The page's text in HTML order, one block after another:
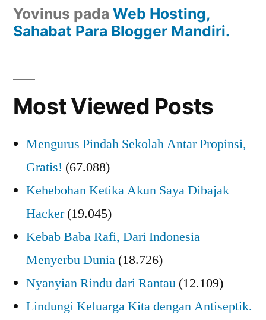
Yovinus pada Web Hosting,
Sahabat Para Blogger Mandiri.
Most Viewed Posts
Mengurus Pindah Sekolah Antar Propinsi,
Gratis! (67.088)
Kehebohan Ketika Akun Saya Dibajak
Hacker (19.045)
Kebab Baba Rafi, Dari Indonesia
Menyerbu Dunia (18.726)
Nyanyian Rindu dari Rantau (12.109)
Lindungi Keluarga Kita dengan Antiseptik.